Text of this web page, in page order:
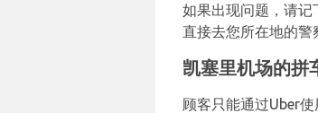
如果出现问题，请记
直接去您所在地的警
凯塞里机场的拼
顾客只能通过Uber